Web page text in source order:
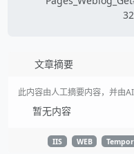
文章摘要
此内容由人工摘要内容，并由
暂无内容
IIS WEB